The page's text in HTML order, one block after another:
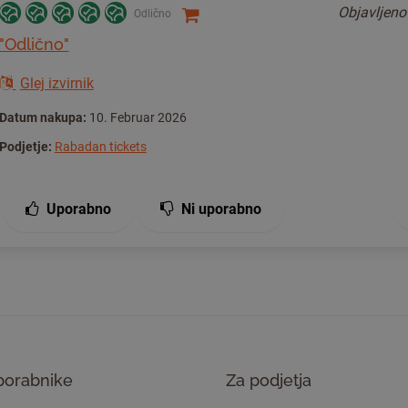
Odlično Objavljeno
"Odlično"
Glej izvirnik
Datum nakupa: 10. Februar 2026
Podjetje: Rabadan tickets
Uporabno Ni uporabno
Za podjetja